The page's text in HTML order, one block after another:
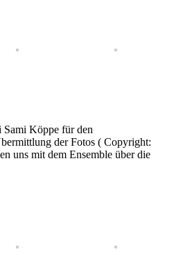
Sami Köppe für den
der Fotos ( Copyright:
uns mit dem Ensemble über die